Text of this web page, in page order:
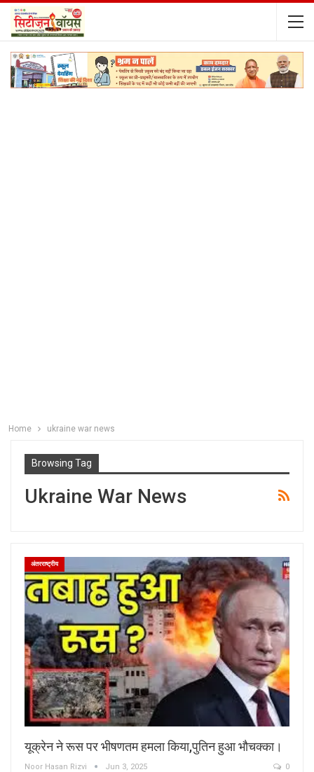
Home ukraine war news
Browsing Tag
Ukraine War News
अंतरराष्ट्रीय
यूक्रेन ने रूस पर भीषणतम हमला किया,पुतिन हुआ भौचक्का।
Noor Hasan Rizvi Jun 3, 2025 0